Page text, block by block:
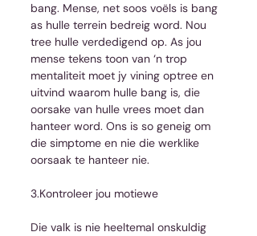
bang. Mense, net soos voëls is bang
as hulle terrein bedreig word. Nou
tree hulle verdedigend op. As jou
mense tekens toon van ‘n trop
mentaliteit moet jy vining optree en
uitvind waarom hulle bang is, die
oorsake van hulle vrees moet dan
hanteer word. Ons is so geneig om
die simptome en nie die werklike
oorsaak te hanteer nie.
3.Kontroleer jou motiewe
Die valk is nie heeltemal onskuldig